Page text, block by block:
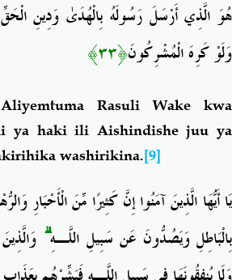
هُوَ الَّذِي أَرْسَلَ رَسُولَهُ بِالْهُدَىٰ وَدِينِ
وَلَوْ كَرِهَ الْمُشْرِكُونَ﴿٣٣﴾
Rasuli Wake kwa
ya haki ili Aishindishe juu ya
washirikina.[9]
يَا أَيُّهَا الَّذِينَ آمَنُوا إِنَّ كَثِيرًا مِّنَ الْأَحْبَارِ
بِالْبَاطِلِ وَيَصُدُّونَ عَن سَبِيلِ اللَّـهِۗ